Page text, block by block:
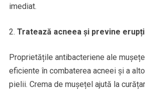
imediat.
Tratează acneea și previne
Proprietățile antibacteriene ale
eficiente în combaterea acneei și a
pielii. Crema de mușețel ajută la